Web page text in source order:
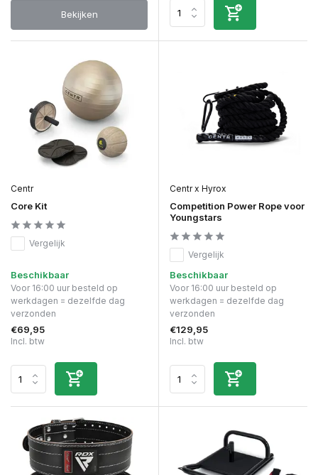
Bekijken
Centr
Core Kit
Vergelijk
Beschikbaar
Voor 16:00 uur besteld op
werkdagen = dezelfde dag
verzonden
€69,95
Incl. btw
Centr x Hyrox
Competition Power Rope voor
Youngstars
Vergelijk
Beschikbaar
Voor 16:00 uur besteld op
werkdagen = dezelfde dag
verzonden
€129,95
Incl. btw